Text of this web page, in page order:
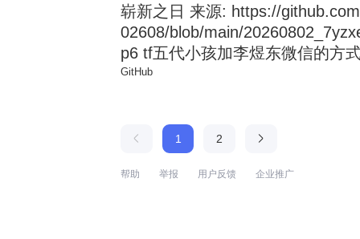
崭新之日 来源: https://
02608/blob/main/
p6 tf五代小孩加李煜东微信的方
GitHub
1 2
帮助 举报 用户反馈 企业推广